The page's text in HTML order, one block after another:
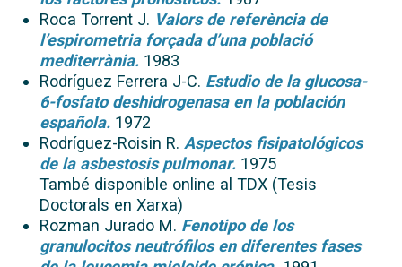
Roca Torrent J. Valors de referència de
l’espirometria forçada d’una població
mediterrània. 1983
Rodríguez Ferrera J-C. Estudio de la glucosa-
6-fosfato deshidrogenasa en la población
española. 1972
Rodríguez-Roisin R. Aspectos fisipatológicos
de la asbestosis pulmonar. 1975
També disponible online al TDX (Tesis
Doctorals en Xarxa)
Rozman Jurado M. Fenotipo de los
granulocitos neutrófilos en diferentes fases